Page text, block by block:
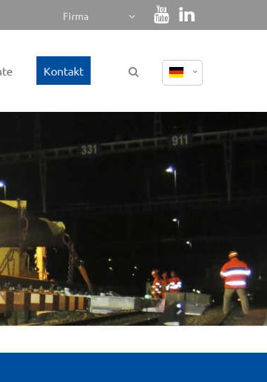
Firma
Kontakt